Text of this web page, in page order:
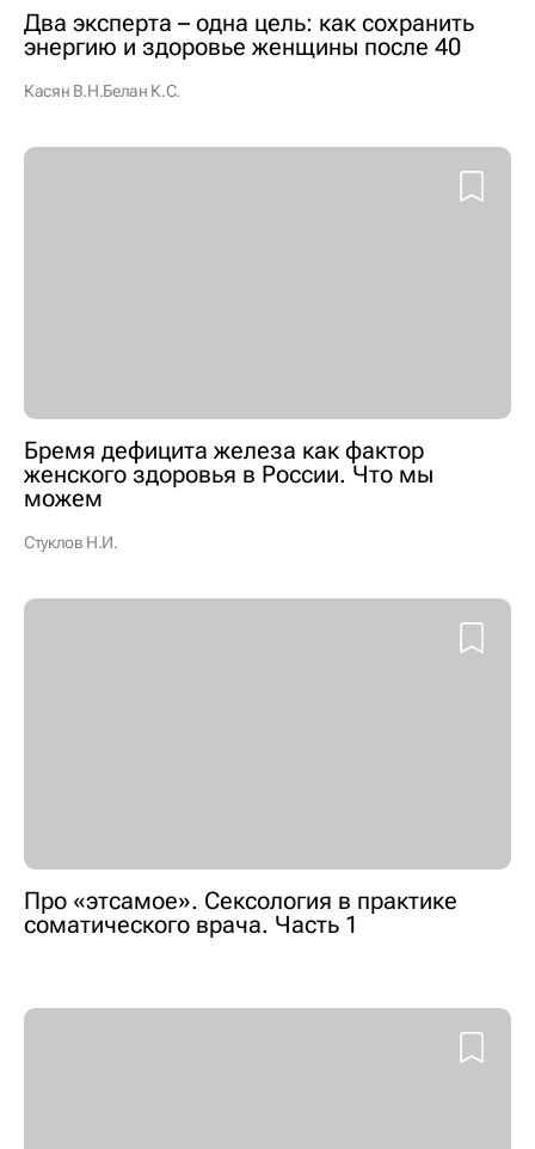
Два эксперта – одна цель: как сохранить
энергию и здоровье женщины после 40
Касян В.Н.Белан К.С.
Бремя дефицита железа как фактор
женского здоровья в России. Что мы
можем
Стуклов Н.И.
Про «этсамое». Сексология в практике
соматического врача. Часть 1